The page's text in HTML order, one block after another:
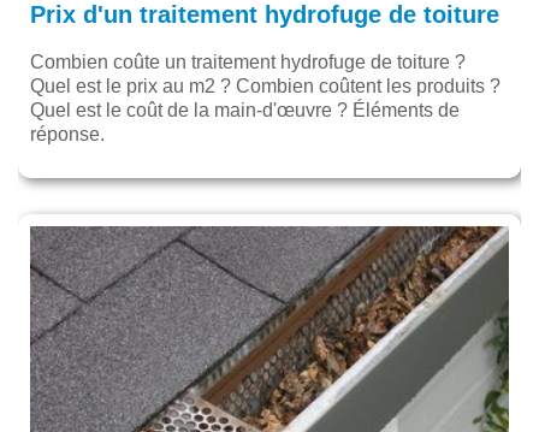
Prix d'un traitement hydrofuge de toiture
Combien coûte un traitement hydrofuge de toiture ?
Quel est le prix au m2 ? Combien coûtent les produits ?
Quel est le coût de la main-d'œuvre ? Éléments de
réponse.